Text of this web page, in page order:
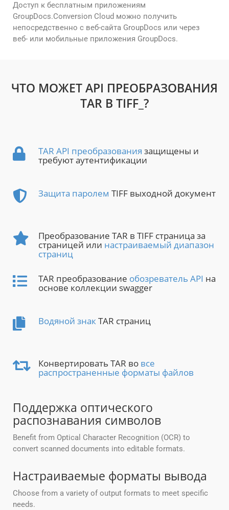
Доступ к бесплатным приложениям
GroupDocs.Conversion Cloud можно получить
непосредственно с веб-сайта GroupDocs или через
веб- или мобильные приложения GroupDocs.
ЧТО МОЖЕТ API ПРЕОБРАЗОВАНИЯ
TAR В TIFF_?
TAR API преобразования защищены и
требуют аутентификации
Защита паролем TIFF выходной документ
Преобразование TAR в TIFF страница за
страницей или настраиваемый диапазон
страниц
TAR преобразование обозреватель API на
основе коллекции swagger
Водяной знакTAR страниц
Конвертировать TAR во все
распространенные форматы файлов
Поддержка оптического
распознавания символов
Benefit from Optical Character Recognition (OCR) to
convert scanned documents into editable formats.
Настраиваемые форматы вывода
Choose from a variety of output formats to meet specific
needs.